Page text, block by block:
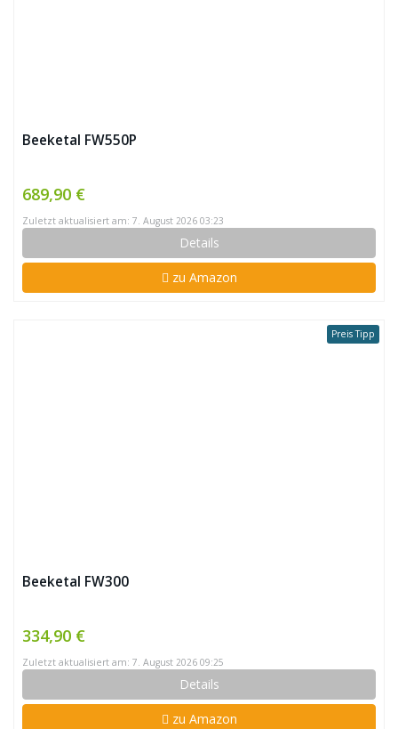
Beeketal FW550P
689,90 €
Zuletzt aktualisiert am: 7. August 2026 03:23
Details
zu Amazon
Preis Tipp
Beeketal FW300
334,90 €
Zuletzt aktualisiert am: 7. August 2026 09:25
Details
zu Amazon